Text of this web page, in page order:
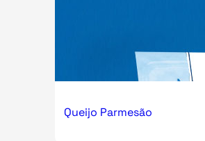
Queijo Parmesão